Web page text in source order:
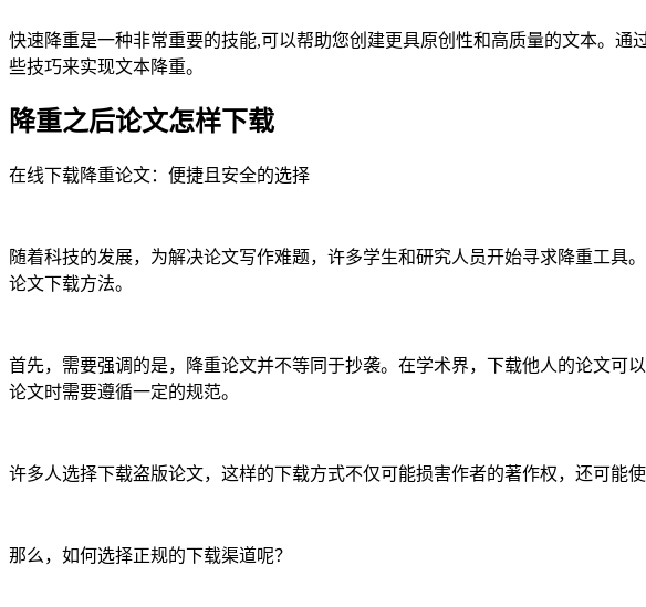
快速降重是一种非常重要的技能,可以帮助您创建更具原创性和高质量的文本。
些技巧来实现文本降重。
降重之后论文怎样下载
在线下载降重论文：便捷且安全的选择
随着科技的发展，为解决论文写作难题，许多学生和研究人员开始寻求降重工
论文下载方法。
首先，需要强调的是，降重论文并不等同于抄袭。在学术界，下载他人的论文
论文时需要遵循一定的规范。
许多人选择下载盗版论文，这样的下载方式不仅可能损害作者的著作权，还可能
那么，如何选择正规的下载渠道呢？